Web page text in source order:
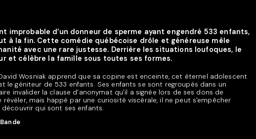
improbable d’un donneur de sperme ayant engendré 533 enfants,
à la fin. Cette comédie québécoise drôle et généreuse mêle
avec une rare justesse. Derrière les situations loufoques, le
et célèbre la famille sous toutes ses formes.
Wosniak apprend que sa copine est enceinte, cet éternel adolescent
le géniteur de 533 enfants. Ses enfants se sont regroupés dans un
invalider la clause d'anonymat qu'il a signée lors de ses dons de
révéler, mais happé par une curiosité viscérale, il ne peut s'empêcher
qui sont ses enfants.